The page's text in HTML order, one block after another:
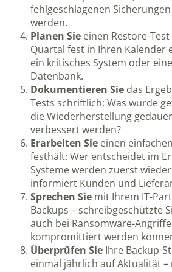
fehlgeschlagenen
werden.
Planen Sie einen Restore-
Quartal fest in Ihren Kalender
ein kritisches System oder
Datenbank.
Dokumentieren Sie das
Tests schriftlich: Was wurde
die Wiederherstellung
verbessert werden?
Erarbeiten Sie einen
festhält: Wer entscheidet im
Systeme werden zuerst
informiert Kunden und
Sprechen Sie mit Ihrem IT-
Backups – schreibgeschützte
auch bei Ransomware-
kompromittiert werden
Überprüfen Sie Ihre Backup-
einmal jährlich auf Aktualität –